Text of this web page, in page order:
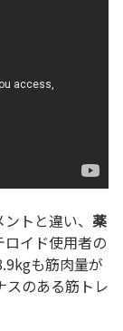
トと違い、 薬
ロイド使用者の
も筋肉量が
スのある筋トレ